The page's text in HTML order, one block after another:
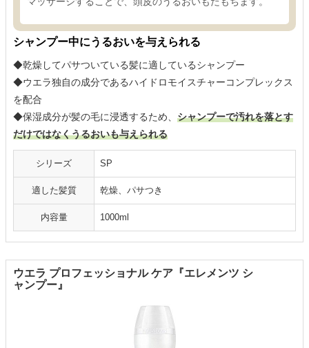
シャンプー中にうるおいを与えられる
◆乾燥してパサついている髪に適しているシャンプー
◆ウエラ独自の成分であるハイドロモイスチャーコンプレックス
を配合
◆保湿成分が髪の毛に浸透するため、 シャンプーで汚れを落とす
だけではなくうるおいも与えられる
シリーズ SP
適した髪質 乾燥、パサつき
内容量 1000ml
ウエラ プロフェッショナル ケア『エレメンツ シ
ャンプー』